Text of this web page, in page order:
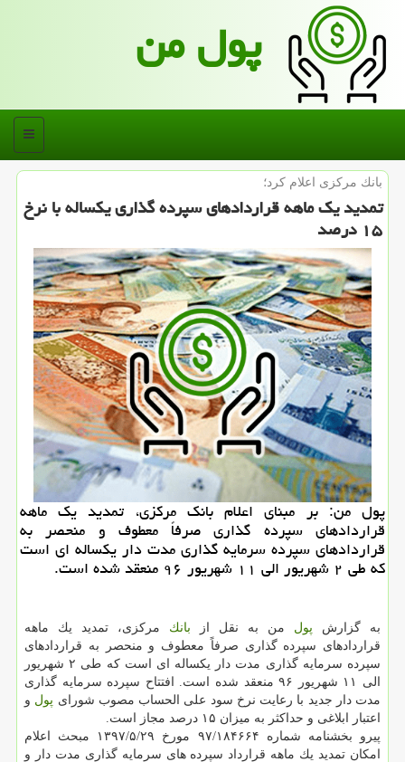
پول من
منو
بانك مركزی اعلام كرد؛
تمدید یك ماهه قراردادهای سپرده گذاری یكساله با نرخ
۱۵ درصد
پول من: بر مبنای اعلام بانك مركزی، تمدید یك ماهه
قراردادهای سپرده گذاری صرفاً معطوف و منحصر به
قراردادهای سپرده سرمایه گذاری مدت دار یكساله ای است
كه طی ۲ شهریور الی ۱۱ شهریور ۹۶ منعقد شده است.
به گزارش پول من به نقل از بانك مركزی، تمدید یك ماهه
قراردادهای سپرده گذاری صرفاً معطوف و منحصر به قراردادهای
سپرده سرمایه گذاری مدت دار یكساله ای است كه طی ۲ شهریور
الی ۱۱ شهریور ۹۶ منعقد شده است. افتتاح سپرده سرمایه گذاری
مدت دار جدید با رعایت نرخ سود علی الحساب مصوب شورای پول و
اعتبار ابلاغی و حداكثر به میزان ۱۵ درصد مجاز است.
پیرو بخشنامه شماره ۱۸۴۶۶۴‏/۹۷ مورخ ۲۹‏/۵‏/۱۳۹۷ مبحث اعلام
امكان تمدید یك ماهه قرارداد سپرده های سرمایه گذاری مدت دار و